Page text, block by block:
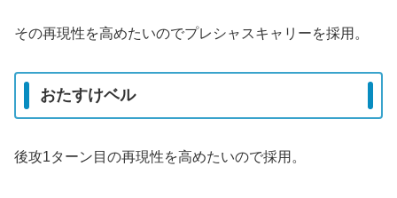
その再現性を高めたいのでプレシャスキャリーを採用。
おたすけベル
後攻1ターン目の再現性を高めたいので採用。